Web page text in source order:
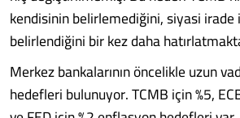
kendisinin belirlemediğini, siyasi
belirlendiğini bir kez daha
Merkez bankalarının öncelikle uzun
hedefleri bulunuyor. TCMB için %5,